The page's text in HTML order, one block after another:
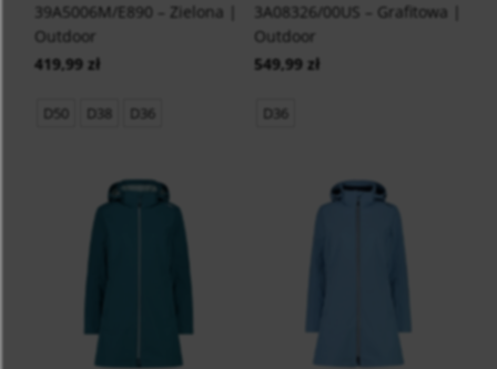
39A5006M/E890 – Zielona |
Outdoor
419,99 zł
D50 D38 D36
3A08326/00US – Grafitowa |
Outdoor
549,99 zł
D36